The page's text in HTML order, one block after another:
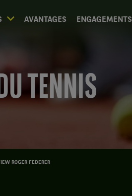
AVANTAGES ENGAGEMENTS
TENNIS
ROGER FEDERER